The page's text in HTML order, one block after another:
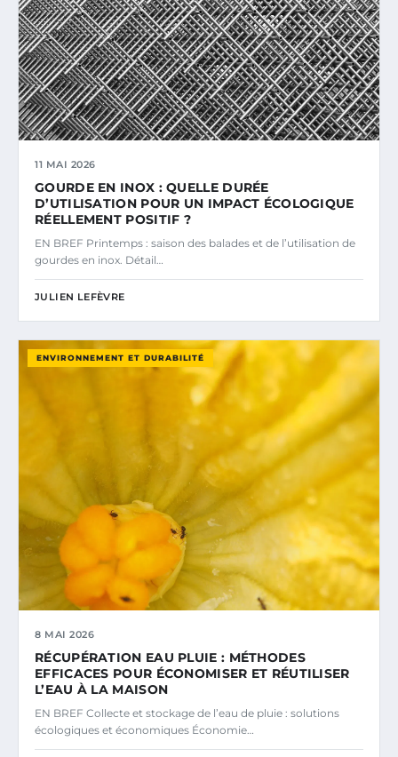
11 MAI 2026
GOURDE EN INOX : QUELLE DURÉE
D’UTILISATION POUR UN IMPACT ÉCOLOGIQUE
RÉELLEMENT POSITIF ?
EN BREF Printemps : saison des balades et de l’utilisation de
gourdes en inox. Détail…
JULIEN LEFÈVRE
ENVIRONNEMENT ET DURABILITÉ
8 MAI 2026
RÉCUPÉRATION EAU PLUIE : MÉTHODES
EFFICACES POUR ÉCONOMISER ET RÉUTILISER
L’EAU À LA MAISON
EN BREF Collecte et stockage de l’eau de pluie : solutions
écologiques et économiques Économie…